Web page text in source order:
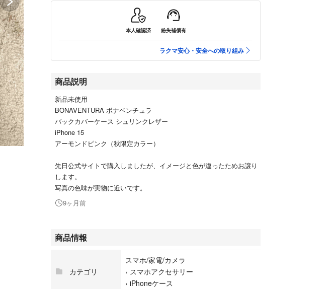
本人確認済 紛失補償有
ラクマ安心・安全への取り組み
商品説明
新品未使用
BONAVENTURA ボナベンチュラ
バックカバーケース シュリンクレザー
iPhone 15
アーモンドピンク（秋限定カラー）
先日公式サイトで購入しましたが、イメージと色が違ったためお譲り
します。
写真の色味が実物に近いです。
9ヶ月前
商品情報
カテゴリ
スマホ/家電/カメラ
› スマホアクセサリー
› iPhoneケース